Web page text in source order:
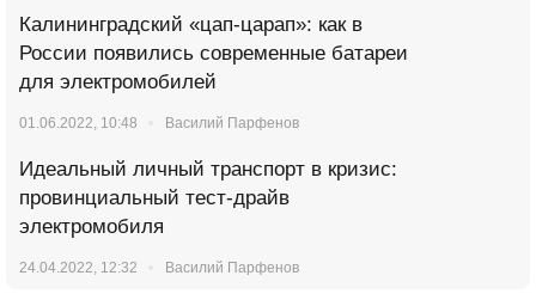
Калининградский «цап-царап»: как в
России появились современные батареи
для электромобилей
01.06.2022, 10:48 Василий Парфенов
Идеальный личный транспорт в кризис:
провинциальный тест-драйв
электромобиля
24.04.2022, 12:32 Василий Парфенов